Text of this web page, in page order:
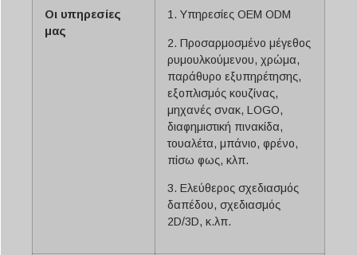
Οι υπηρεσίες
μας
1. Υπηρεσίες OEM ODM
2. Προσαρμοσμένο μέγεθος
ρυμουλκούμενου, χρώμα,
παράθυρο εξυπηρέτησης,
εξοπλισμός κουζίνας,
μηχανές σνακ, LOGO,
διαφημιστική πινακίδα,
τουαλέτα, μπάνιο, φρένο,
πίσω φως, κλπ.
3. Ελεύθερος σχεδιασμός
δαπέδου, σχεδιασμός
2D/3D, κ.λπ.